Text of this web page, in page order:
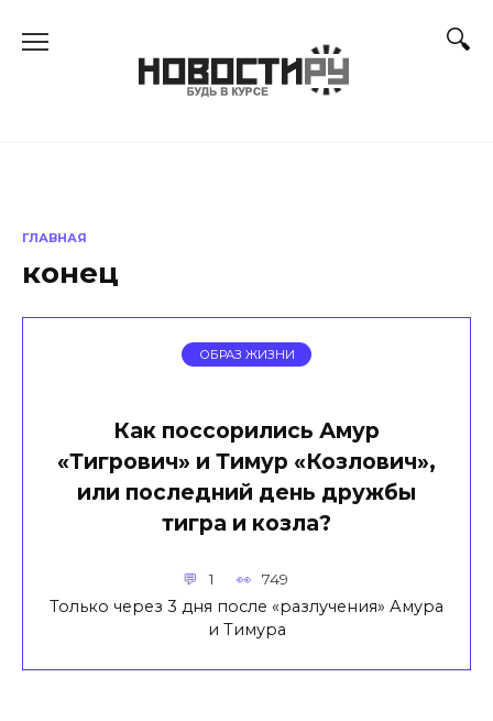
ГЛАВНАЯ
конец
ОБРАЗ ЖИЗНИ
Как поссорились Амур
«Тигрович» и Тимур «Козлович»,
или последний день дружбы
тигра и козла?
1 749
Только через 3 дня после «разлучения» Амура
и Тимура